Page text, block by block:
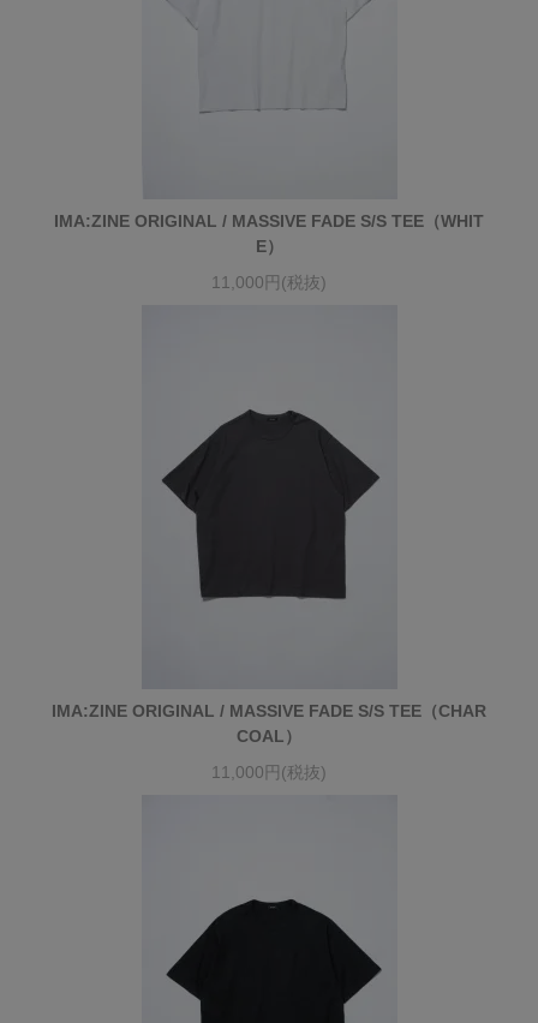
IMA:ZINE ORIGINAL / MASSIVE FADE S/S TEE（WHIT
E）
11,000円(税抜)
IMA:ZINE ORIGINAL / MASSIVE FADE S/S TEE（CHAR
COAL）
11,000円(税抜)